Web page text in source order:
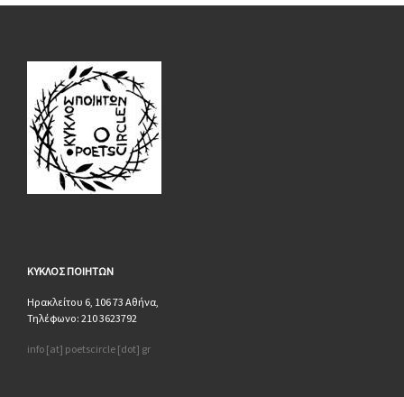
ΚΥΚΛΟΣ ΠΟΙΗΤΩΝ
Ηρακλείτου 6, 106 73 Αθήνα,
Τηλέφωνο: 210 3623792
info [at] poetscircle [dot] gr